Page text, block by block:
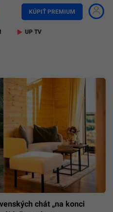
KÚPIŤ PREMIUM
UP TV
chát „na konci